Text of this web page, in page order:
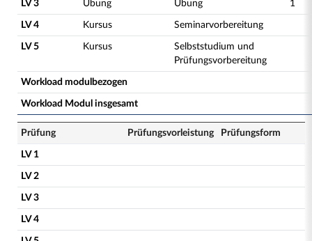
LV 3 Übung Übung 1
LV 4 Kursus Seminarvorbereitung
LV 5 Kursus
Selbststudium und
Prüfungsvorbereitung
Workload modulbezogen
Workload Modul insgesamt
Prüfung Prüfungsvorleistung Prüfungsform
LV 1
LV 2
LV 3
LV 4